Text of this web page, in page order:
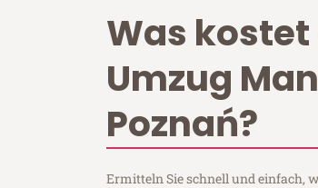
Was kostet
Umzug
Poznań?
Ermitteln Sie schnell und einfach,